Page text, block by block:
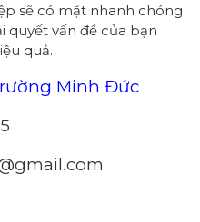
sẽ có mặt nhanh chóng
quyết vấn đề của bạn
quả.
Minh Đức